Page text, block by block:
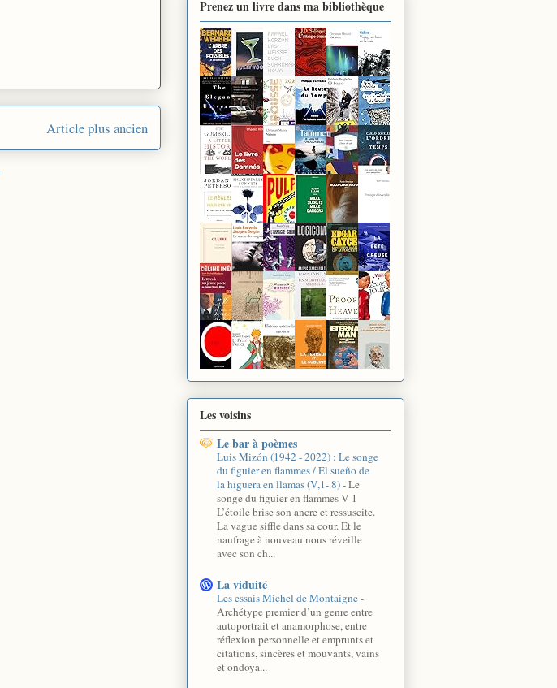
Article plus ancien
Prenez un livre dans ma bibliothèque
Les voisins
Le bar à poèmes
Luis Mizón (1942 - 2022) : Le songe
du figuier en flammes / El sueño de
la higuera en llamas (V,1- 8)-Le
songe du figuier en flammes V 1
L’étoile brise son ancre et ressuscite.
La vague siffle dans sa cour. Et le
naufrage à nouveau nous réveille
avec son ch...
La viduité
Les essais Michel de Montaigne-
Archétype premier d’un genre entre
autoportrait et anamorphose, entre
réflexion personnelle et emprunts et
citations, sincères et mouvants, vains
et ondoya...